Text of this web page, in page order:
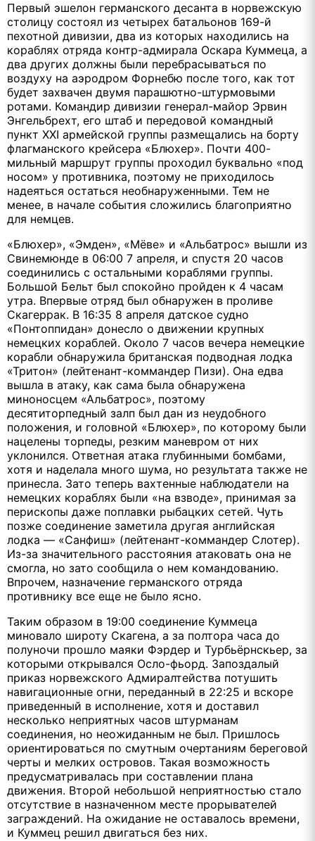
Первый эшелон германского десанта в норвежскую
столицу состоял из четырех батальонов 169-й
пехотной дивизии, два из которых находились на
кораблях отряда контр-адмирала Оскара Куммеца, а
два других должны были перебрасываться по
воздуху на аэродром Форнебю после того, как тот
будет захвачен двумя парашютно-штурмовыми
ротами. Командир дивизии генерал-майор Эрвин
Энгельбрехт, его штаб и передовой командный
пункт XXI армейской группы размещались на борту
флагманского крейсера «Блюхер». Почти 400-
мильный маршрут группы проходил буквально «под
носом» у противника, поэтому не приходилось
надеяться остаться необнаруженными. Тем не
менее, в начале события сложились благоприятно
для немцев.
«Блюхер», «Эмден», «Мёве» и «Альбатрос» вышли из
Свинемюнде в 06:00 7 апреля, и спустя 20 часов
соединились с остальными кораблями группы.
Большой Бельт был спокойно пройден к 4 часам
утра. Впервые отряд был обнаружен в проливе
Скагеррак. В 16:35 8 апреля датское судно
«Понтоппидан» донесло о движении крупных
немецких кораблей. Около 7 часов вечера немецкие
корабли обнаружила британская подводная лодка
«Тритон» (лейтенант-коммандер Пизи). Она едва
вышла в атаку, как сама была обнаружена
миноносцем «Альбатрос», поэтому
десятиторпедный залп был дан из неудобного
положения, и головной «Блюхер», по которому были
нацелены торпеды, резким маневром от них
уклонился. Ответная атака глубинными бомбами,
хотя и наделала много шума, но результата также не
принесла. Зато теперь вахтенные наблюдатели на
немецких кораблях были «на взводе», принимая за
перископы даже поплавки рыбацких сетей. Чуть
позже соединение заметила другая английская
лодка — «Санфиш» (лейтенант-коммандер Слотер).
Из-за значительного расстояния атаковать она не
смогла, но зато сообщила о нем командованию.
Впрочем, назначение германского отряда
противнику все еще не было ясно.
Таким образом в 19:00 соединение Куммеца
миновало широту Скагена, а за полтора часа до
полуночи прошло маяки Фэрдер и Турбьёрнскьер, за
которыми открывался Осло-фьорд. Запоздалый
приказ норвежского Адмиралтейства потушить
навигационные огни, переданный в 22:25 и вскоре
приведенный в исполнение, хотя и доставил
несколько неприятных часов штурманам
соединения, но неожиданным не был. Пришлось
ориентироваться по смутным очертаниям береговой
черты и мелких островов. Такая возможность
предусматривалась при составлении плана
движения. Второй небольшой неприятностью стало
отсутствие в назначенном месте прорывателей
заграждений. На ожидание не оставалось времени,
и Куммец решил двигаться без них.